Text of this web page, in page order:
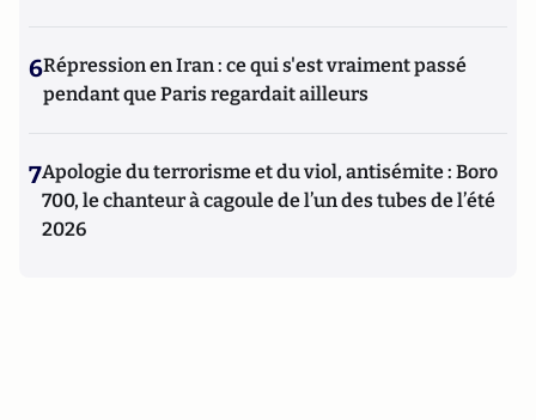
6Répression en Iran : ce qui s'est vraiment passé
pendant que Paris regardait ailleurs
7Apologie du terrorisme et du viol, antisémite : Boro
700, le chanteur à cagoule de l’un des tubes de l’été
2026